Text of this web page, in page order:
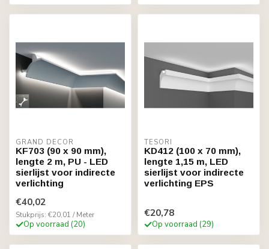
GRAND DECOR
KF703 (90 x 90 mm),
lengte 2 m, PU - LED
sierlijst voor indirecte
verlichting
€40,02
Stukprijs: €20,01 / Meter
Op voorraad (20)
TESORI
KD412 (100 x 70 mm),
lengte 1,15 m, LED
sierlijst voor indirecte
verlichting EPS
€20,78
Op voorraad (29)